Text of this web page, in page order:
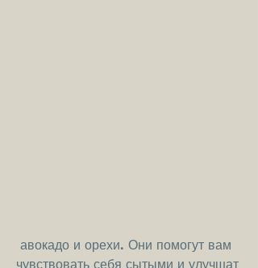
чувствовать себя сытыми и улучшат